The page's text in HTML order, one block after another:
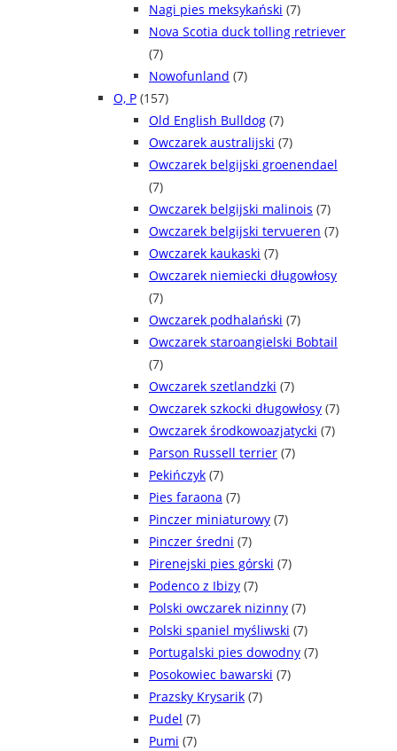
Nagi pies meksykański (7)
Nova Scotia duck tolling retriever
(7)
Nowofunland (7)
O, P (157)
Old English Bulldog (7)
Owczarek australijski (7)
Owczarek belgijski groenendael
(7)
Owczarek belgijski malinois (7)
Owczarek belgijski tervueren (7)
Owczarek kaukaski (7)
Owczarek niemiecki długowłosy
(7)
Owczarek podhalański (7)
Owczarek staroangielski Bobtail
(7)
Owczarek szetlandzki (7)
Owczarek szkocki długowłosy (7)
Owczarek środkowoazjatycki (7)
Parson Russell terrier (7)
Pekińczyk (7)
Pies faraona (7)
Pinczer miniaturowy (7)
Pinczer średni (7)
Pirenejski pies górski (7)
Podenco z Ibizy (7)
Polski owczarek nizinny (7)
Polski spaniel myśliwski (7)
Portugalski pies dowodny (7)
Posokowiec bawarski (7)
Prazsky Krysarik (7)
Pudel (7)
Pumi (7)